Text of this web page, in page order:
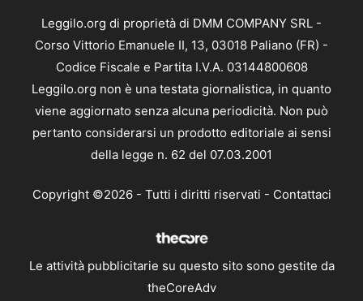
Leggilo.org di proprietà di DMM COMPANY SRL -
Corso Vittorio Emanuele II, 13, 03018 Paliano (FR) -
Codice Fiscale e Partita I.V.A. 03144800608
Leggilo.org non è una testata giornalistica, in quanto
viene aggiornato senza alcuna periodicità. Non può
pertanto considerarsi un prodotto editoriale ai sensi
della legge n. 62 del 07.03.2001
Copyright ©2026 - Tutti i diritti riservati - Contattaci
Le attività pubblicitarie su questo sito sono gestite da
theCoreAdv